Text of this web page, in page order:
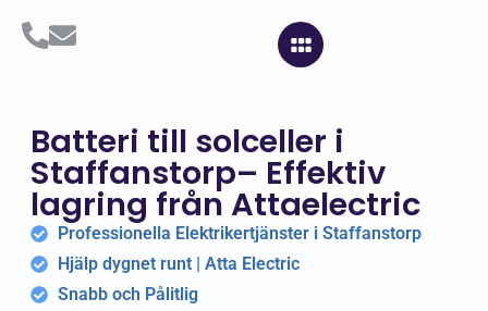
Batteri till solceller i
Staffanstorp– Effektiv
lagring från Attaelectric
Professionella Elektrikertjänster i Staffanstorp
Hjälp dygnet runt | Atta Electric
Snabb och Pålitlig